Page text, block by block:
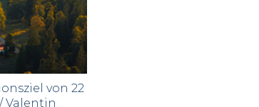
von 22
Valentin